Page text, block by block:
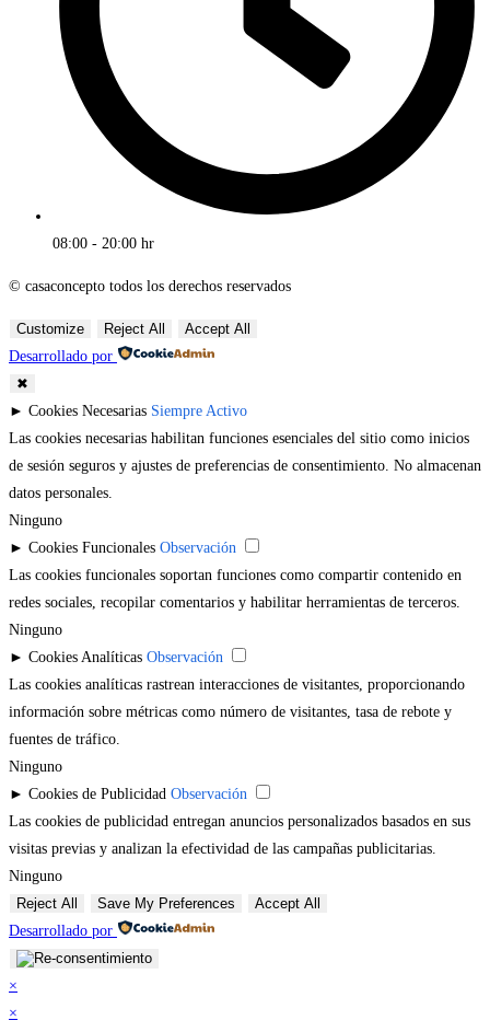
08:00 - 20:00 hr
© casaconcepto todos los derechos reservados
Customize Reject All
Accept All
Desarrollado por
✖
► Cookies Necesarias Siempre Activo
Las cookies necesarias habilitan funciones esenciales del sitio como inicios
de sesión seguros y ajustes de preferencias de consentimiento. No almacenan
datos personales.
Ninguno
► Cookies Funcionales Observación
Las cookies funcionales soportan funciones como compartir contenido en
redes sociales, recopilar comentarios y habilitar herramientas de terceros.
Ninguno
► Cookies Analíticas Observación
Las cookies analíticas rastrean interacciones de visitantes, proporcionando
información sobre métricas como número de visitantes, tasa de rebote y
fuentes de tráfico.
Ninguno
► Cookies de Publicidad Observación
Las cookies de publicidad entregan anuncios personalizados basados en sus
visitas previas y analizan la efectividad de las campañas publicitarias.
Ninguno
Reject All
Save My Preferences
Accept All
Desarrollado por
×
×